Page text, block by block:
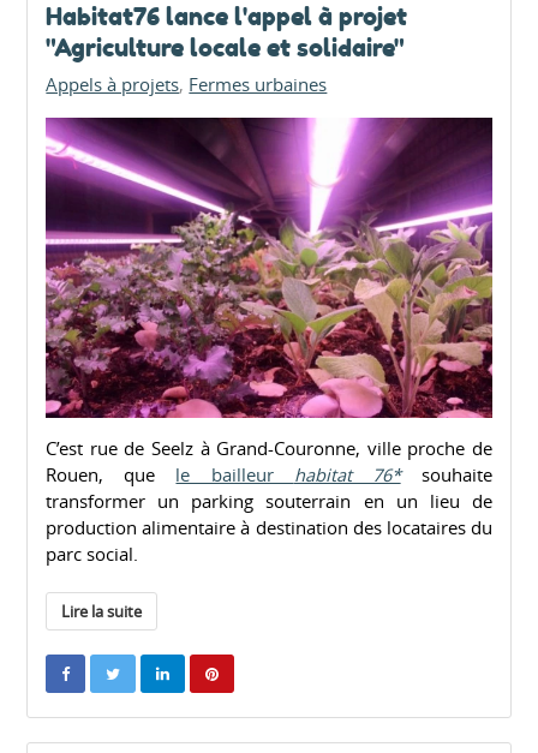
Habitat76 lance l'appel à projet
"Agriculture locale et solidaire"
Appels à projets Fermes urbaines
C’est rue de Seelz à Grand-Couronne, ville proche de
Rouen, que le bailleur habitat 76*souhaite
transformer un parking souterrain en un lieu de
production alimentaire à destination des locataires du
parc social.
Lire la suite